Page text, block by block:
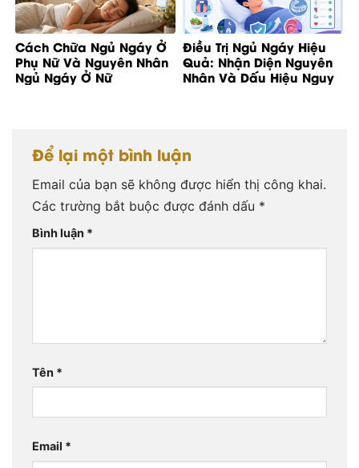
Cách Chữa Ngủ Ngáy Ở
Phụ Nữ Và Nguyên Nhân
Ngủ Ngáy Ở Nữ
Điều Trị Ngủ Ngáy Hiệu
Quả: Nhận Diện Nguyên
Nhân Và Dấu Hiệu Nguy
Để lại một bình luận
Email của bạn sẽ không được hiển thị công khai.
Các trường bắt buộc được đánh dấu *
Bình luận *
Tên *
Email *